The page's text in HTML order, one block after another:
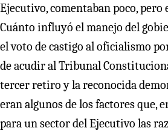
Ejecutivo, comentaban poco, pero
Cuánto influyó el manejo del
el voto de castigo al oficialismo
de acudir al Tribunal
tercer retiro y la reconocida
eran algunos de los factores que,
para un sector del Ejecutivo las